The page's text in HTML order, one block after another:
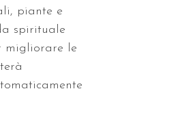
piante e
spirituale
migliorare le